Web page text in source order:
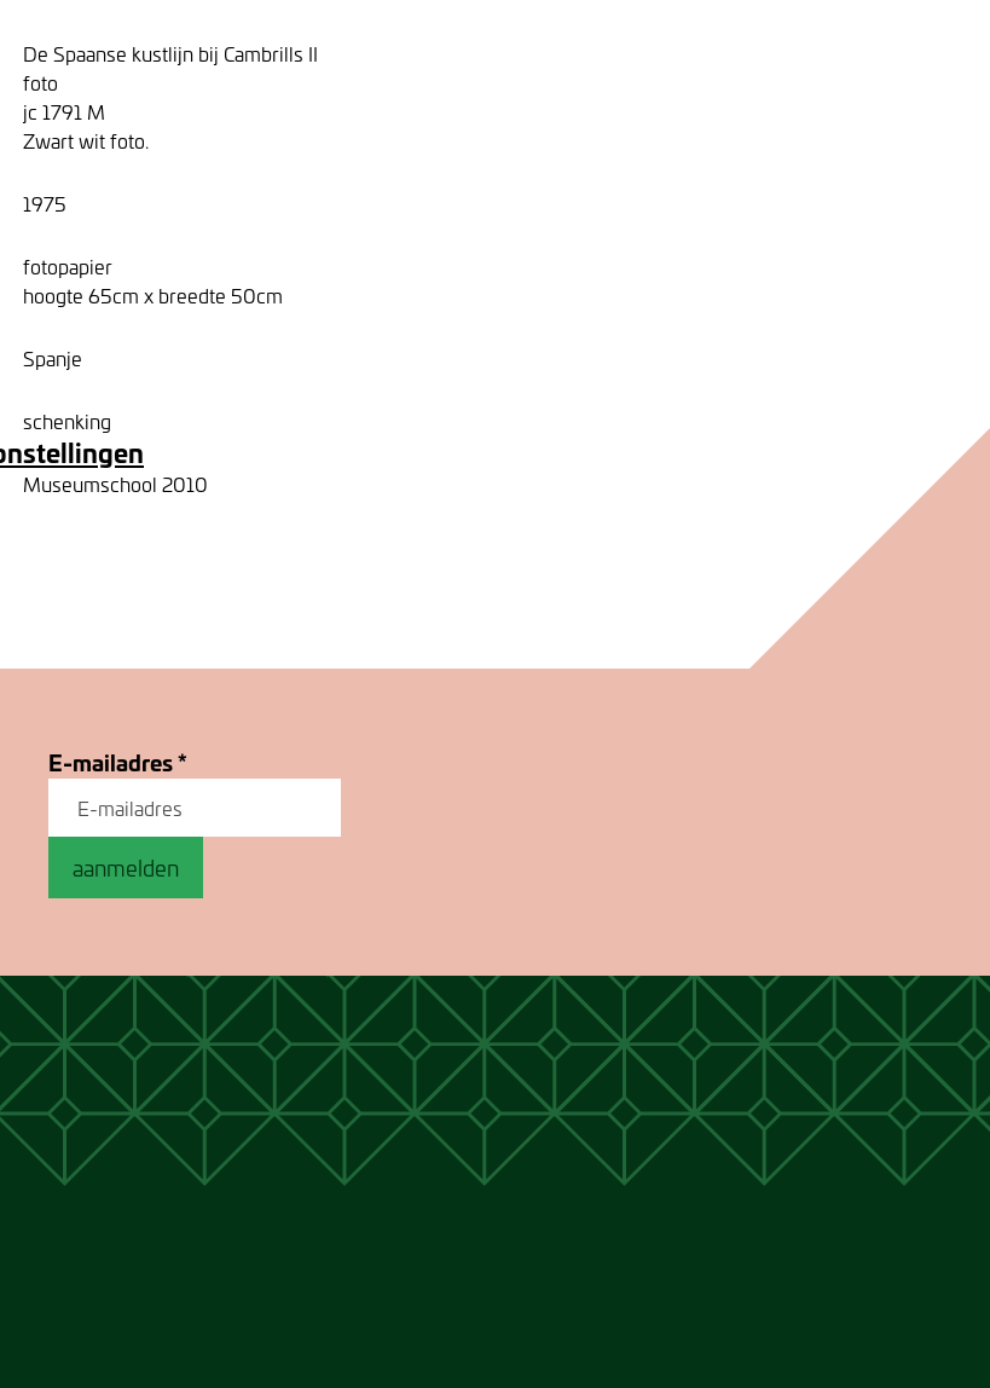
De Spaanse kustlijn bij Cambrills II
foto
jc 1791 M
Zwart wit foto.
1975
fotopapier
hoogte 65cm x breedte 50cm
Spanje
schenking
Museumschool 2010
E-mailadres*
aanmelden